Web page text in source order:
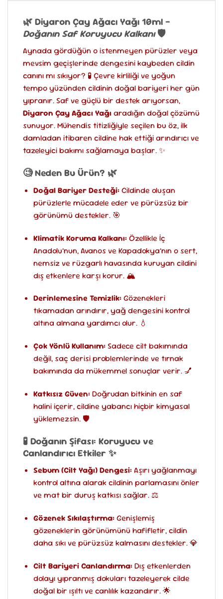
🌿 Diyaron Çay Ağacı Yağı 10ml –
Doğanın Saf Koruyucu Kalkanı🛡️
Aynada gördüğün o istenmeyen pürüzler veya
mevsim geçişlerinde dengesini kaybeden cildin
canını mı sıkıyor? 🧪 Çevre kirliliği ve yoğun
tempo yüzünden cildinin doğal bariyeri her gün
yıpranır. Saf ve güçlü bir destek arıyorsan,
Diyaron Çay Ağacı Yağı aradığın doğal çözümü
sunuyor. Mühendis titizliğiyle seçilen bu öz, ilk
damladan itibaren cildine hak ettiği arındırıcı ve
tazeleyici bakımı sağlamaya başlar. ✨
🧐 Neden Bu Ürün? 🌿
Doğal Bariyer Desteği:Cildinde oluşan
pürüzlerle mücadele eder ve pürüzsüz bir
görünümü destekler. 🎯
Klimatik Koruma Kalkanı:Özellikle İç
Anadolu’nun, Avanos ve Kapadokya’nın o sert,
nemsiz ve rüzgarlı havasında kuruyan cildini
dış etkenlere karşı korur. 🏔️
Derinlemesine Temizlik:Gözenekleri
tıkamadan arındırır, yağ dengesini kontrol
altına almana yardımcı olur. 💧
Çok Yönlü Kullanım:Sadece cilt bakımında
değil, saç derisi problemlerinde ve tırnak
bakımında da mükemmel sonuçlar verir. 💅
Katkısız Güven:Doğrudan bitkinin en saf
halini içerir, cildine yabancı hiçbir kimyasal
yüklemezsin. 🛡️
🧪 Doğanın Şifası: Koruyucu ve
Canlandırıcı Etkiler ✨
Sebum (Cilt Yağı) Dengesi:Aşırı yağlanmayı
kontrol altına alarak cildinin parlamasını önler
ve mat bir duruş katkısı sağlar. ⚖️
Gözenek Sıkılaştırma:Genişlemiş
gözeneklerin görünümünü hafifletir, cildin
daha sıkı ve pürüzsüz kalmasını destekler. 💎
Cilt Bariyeri Canlandırma:Dış etkenlerden
dolayı yıpranmış dokuları tazeleyerek cilde
doğal bir ışıltı ve canlılık kazandırır. 🌟